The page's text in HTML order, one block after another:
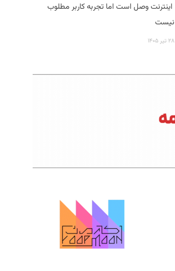
اینترنت وصل است اما تجربه کاربر مطلوب
نیست
۲۸ تیر ۱۴۰۵